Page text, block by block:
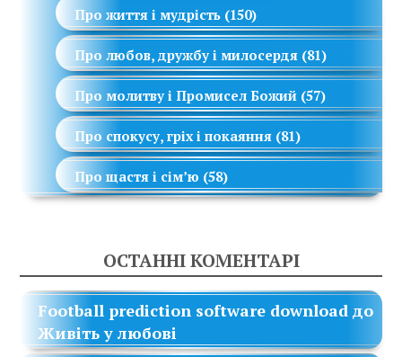
Про життя і мудрість (150)
Про любов, дружбу і милосердя (81)
Про молитву і Промисел Божий (57)
Про спокусу, гріх і покаяння (81)
Про щастя і сім’ю (58)
ОСТАННІ КОМЕНТАРІ
Football prediction software download до
Живіть у любові